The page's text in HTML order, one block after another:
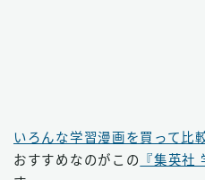
いろんな学習漫画を買って比
おすすめなのがこの
『集英社